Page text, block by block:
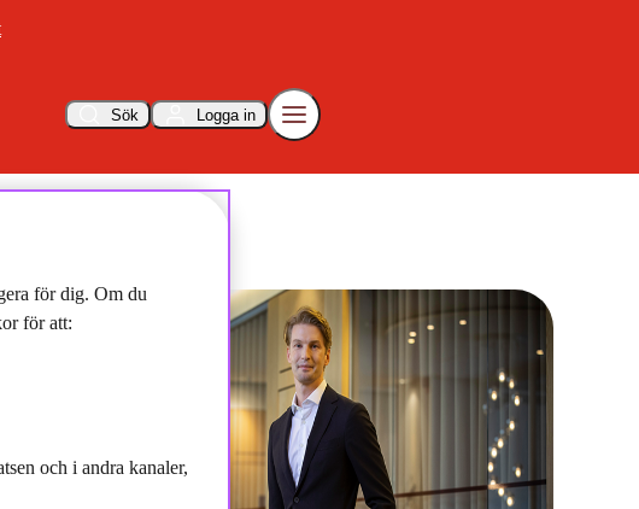
Sök Logga in
för dig. Om du
för att:
och i andra kanaler,